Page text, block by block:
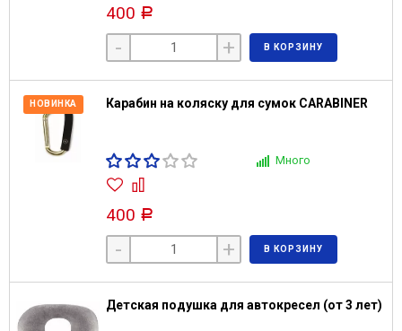
400 Р
- + В КОРЗИНУ
НОВИНКА Карабин на коляску для сумок CARABINER
Много
400 Р
- + В КОРЗИНУ
Детская подушка для автокресел (от 3 лет)